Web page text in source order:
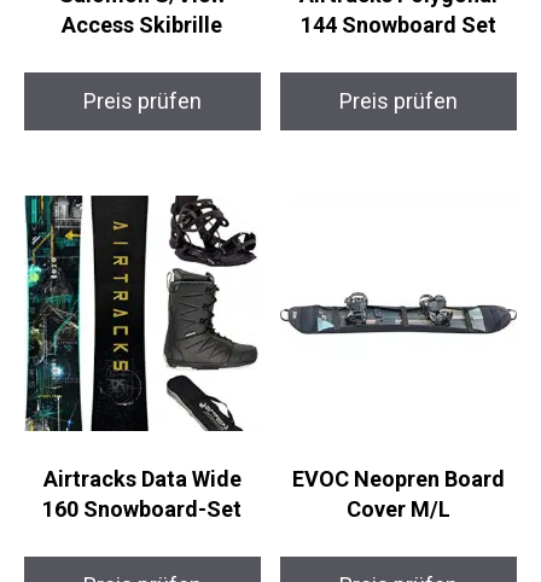
Salomon S/View
Preis prüfen
Airtracks Polygonal
Preis prüfen
Airtracks Data Wide
160 Snowboard-Set
EVOC Neopren Board
Cover M/L